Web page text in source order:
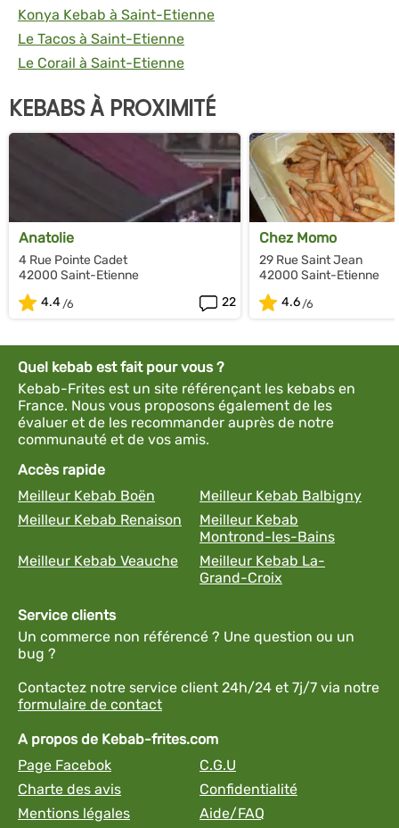
Konya Kebab à Saint-Etienne
Le Tacos à Saint-Etienne
Le Corail à Saint-Etienne
KEBABS À PROXIMITÉ
Anatolie
4 Rue Pointe Cadet
42000 Saint-Etienne
4.4
22
Chez Momo
29 Rue Saint Jean
42000 Saint-Etienne
4.6
Quel kebab est fait pour vous ?
Kebab-Frites est un site référençant les kebabs en
France. Nous vous proposons également de les
évaluer et de les recommander auprès de notre
communauté et de vos amis.
Accès rapide
Meilleur Kebab Boën
Meilleur Kebab Balbigny
Meilleur Kebab Renaison
Meilleur Kebab
Montrond-les-Bains
Meilleur Kebab Veauche
Meilleur Kebab La-
Grand-Croix
Service clients
Un commerce non référencé ? Une question ou un
bug ?
Contactez notre service client 24h/24 et 7j/7 via notre
formulaire de contact
A propos de Kebab-frites.com
Page Facebok
C.G.U
Charte des avis
Confidentialité
Mentions légales
Aide/FAQ